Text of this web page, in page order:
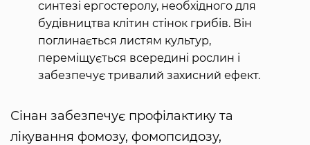
синтезі ергостеролу, необхідного для
будівництва клітин стінок грибів. Він
поглинається листям культур,
переміщується всередині рослин і
забезпечує тривалий захисний ефект.
Сінан забезпечує профілактику та
лікування фомозу, фомопсидозу,